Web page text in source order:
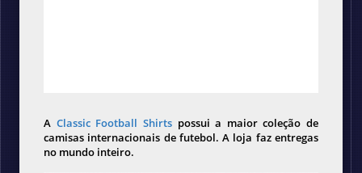
A Classic Football Shirts possui a maior coleção de
camisas internacionais de futebol. A loja faz entregas
no mundo inteiro.